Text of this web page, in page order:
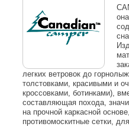
легких ветровок до
толстовками, красивыми и
кроссовками, ботинками),
составляющая похода,
на прочной каркасной
противомоскитные сетки,